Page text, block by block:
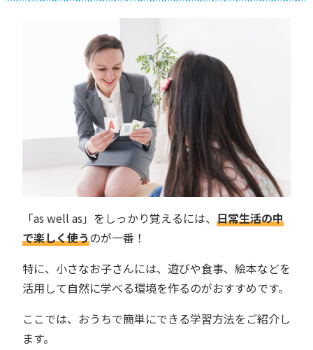
「as well as」をしっかり覚えるには、 日常生活の中
で楽しく使うのが一番！
特に、小さなお子さんには、遊びや食事、絵本などを
活用して自然に学べる環境を作るのがおすすめです。
ここでは、おうちで簡単にできる学習方法をご紹介し
ます。